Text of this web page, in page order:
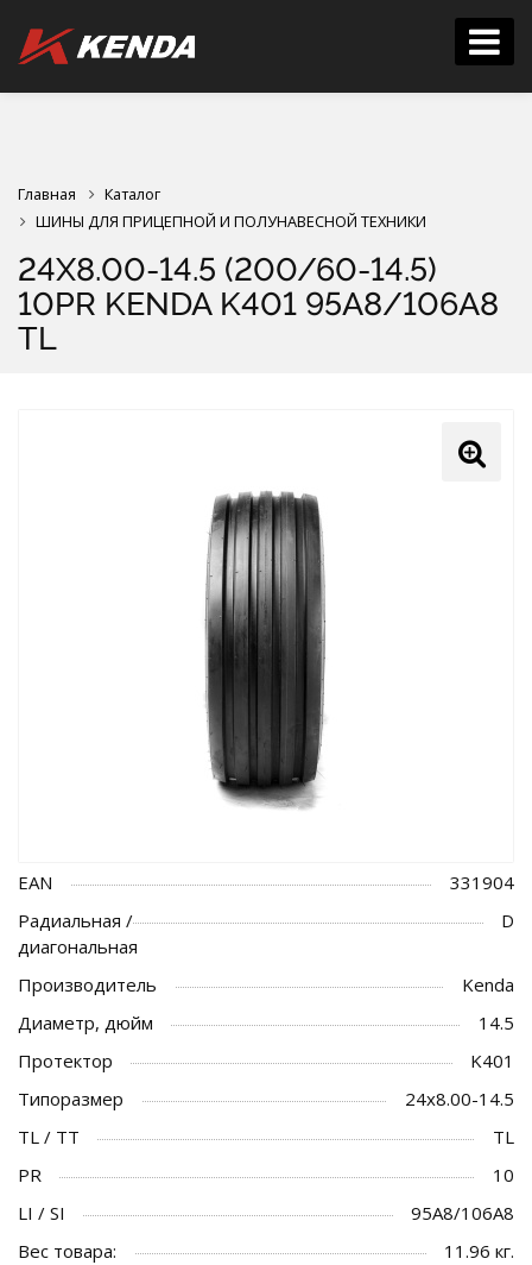
Главная
Каталог
ШИНЫ ДЛЯ ПРИЦЕПНОЙ И ПОЛУНАВЕСНОЙ ТЕХНИКИ
24X8.00-14.5 (200/60-14.5)
10PR KENDA K401 95A8/106A8
TL
EAN
331904
Радиальная /
диагональная
D
Производитель
Kenda
Диаметр, дюйм
14.5
Протектор
K401
Типоразмер
24x8.00-14.5
TL / TT
TL
PR
10
LI / SI
95A8/106A8
Вес товара:
11.96 кг.